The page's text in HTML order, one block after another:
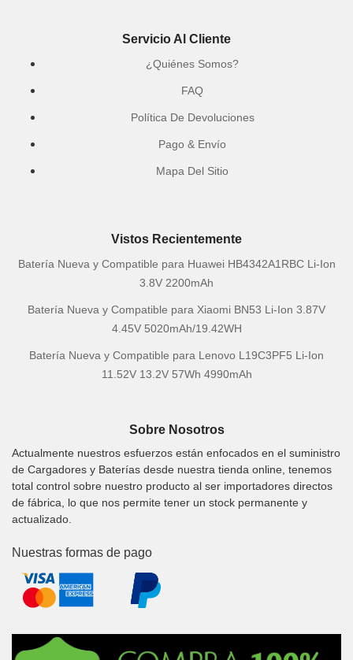
Servicio Al Cliente
¿Quiénes Somos?
FAQ
Política De Devoluciones
Pago & Envío
Mapa Del Sitio
Vistos Recientemente
Batería Nueva y Compatible para Huawei HB4342A1RBC Li-Ion
3.8V 2200mAh
Batería Nueva y Compatible para Xiaomi BN53 Li-Ion 3.87V
4.45V 5020mAh/19.42WH
Batería Nueva y Compatible para Lenovo L19C3PF5 Li-Ion
11.52V 13.2V 57Wh 4990mAh
Sobre Nosotros
Actualmente nuestros esfuerzos están enfocados en el suministro
de Cargadores y Baterías desde nuestra tienda online, tenemos
total control sobre nuestro producto al ser importadores directos
de fábrica, lo que nos permite tener un stock permanente y
actualizado.
Nuestras formas de pago